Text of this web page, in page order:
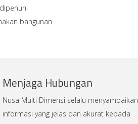
bangunan
Menjaga Hubungan
Nusa Multi Dimensi selalu menyampaikan
informasi yang jelas dan akurat kepada